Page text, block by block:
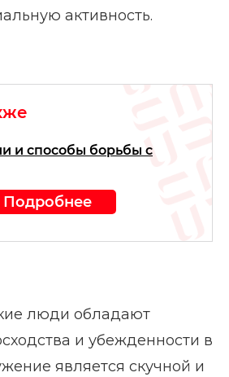
активность.
и способы борьбы с
Подробнее
люди обладают
и убежденности в
является скучной и